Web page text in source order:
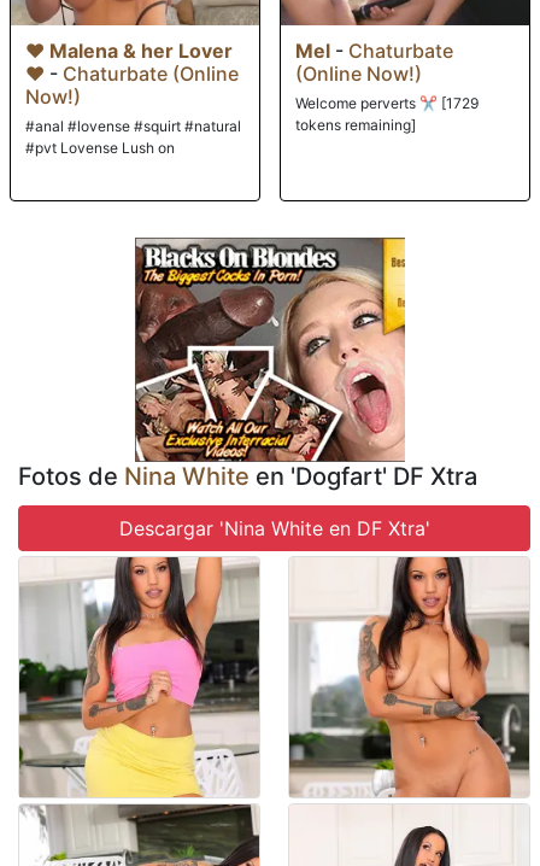
❤️ Malena & her Lover
❤️ - Chaturbate (Online
Now!)
#anal #lovense #squirt #natural
#pvt Lovense Lush on
Mel - Chaturbate
(Online Now!)
Welcome perverts ✂ [1729
tokens remaining]
Fotos de Nina White en 'Dogfart' DF Xtra
Descargar 'Nina White en DF Xtra'